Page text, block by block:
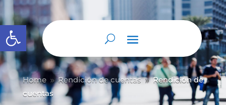
Abrir barra de herramientas
Home 9 Rendición de cuentas 9 Rendición de
cuentas